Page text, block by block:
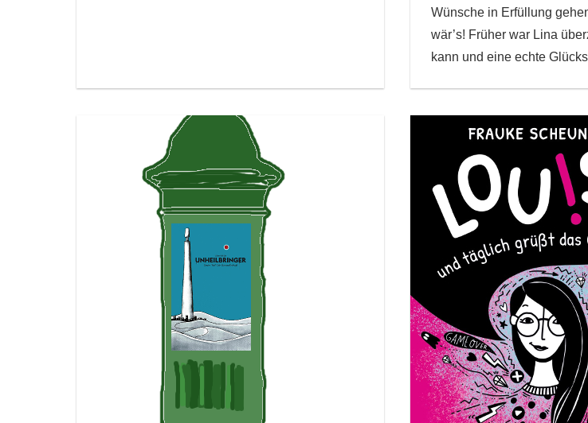
Wünsche in Erfüllung
wär’s! Früher war Lina
kann und eine echte